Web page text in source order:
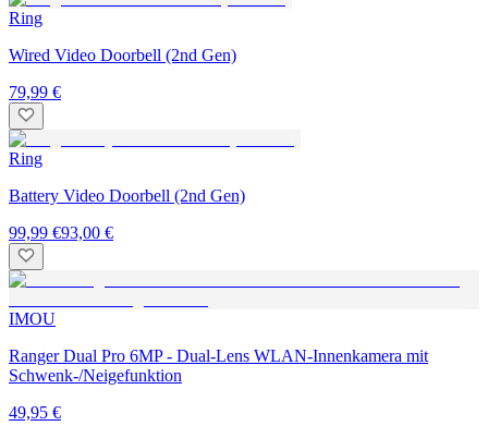
Ring
Wired Video Doorbell (2nd Gen)
79,99 €
Ring
Battery Video Doorbell (2nd Gen)
99,99 €93,00 €
IMOU
Ranger Dual Pro 6MP - Dual-Lens WLAN-Innenkamera mit
Schwenk-/Neigefunktion
49,95 €